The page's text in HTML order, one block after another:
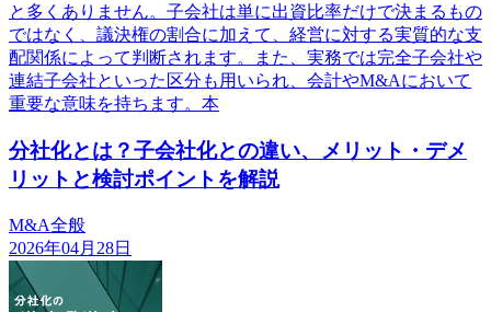
と多くありません。子会社は単に出資比率だけで決まるもの
ではなく、議決権の割合に加えて、経営に対する実質的な支
配関係によって判断されます。また、実務では完全子会社や
連結子会社といった区分も用いられ、会計やM&Aにおいて
重要な意味を持ちます。本
分社化とは？子会社化との違い、メリット・デメ
リットと検討ポイントを解説
M&A全般
2026年04月28日